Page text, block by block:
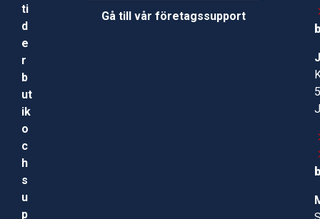
ti
d
e
r
b
ut
ik
o
c
h
s
u
p
Gå till vår företagssupport